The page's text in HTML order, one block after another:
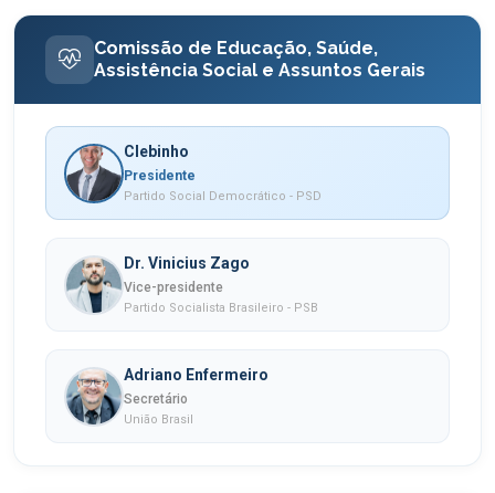
Comissão de Educação, Saúde,
Assistência Social e Assuntos Gerais
Clebinho
Presidente
Partido Social Democrático - PSD
Dr. Vinicius Zago
Vice-presidente
Partido Socialista Brasileiro - PSB
Adriano Enfermeiro
Secretário
União Brasil